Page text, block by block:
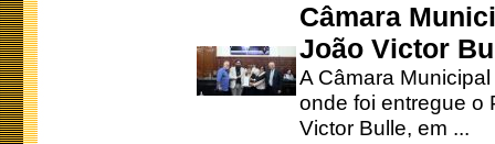
Câmara
João Victor
A Câmara
onde foi entregue o
Victor Bulle, em ...